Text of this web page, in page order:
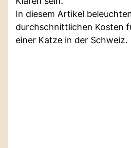
In diesem Artikel
durchschnittlichen Kosten
einer Katze in der Schweiz.